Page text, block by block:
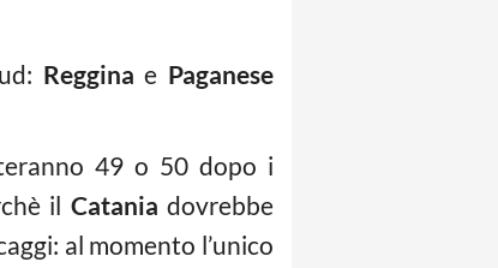
Reggina e Paganese
49 o 50 dopo i
il Catania dovrebbe
al momento l’unico